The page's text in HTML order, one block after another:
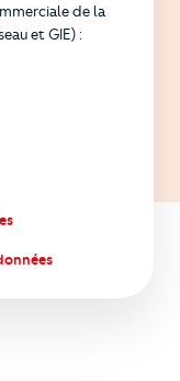
de la
et GIE) :